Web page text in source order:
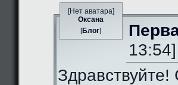
[Нет аватара]
Оксана
[Блог]
13:54]